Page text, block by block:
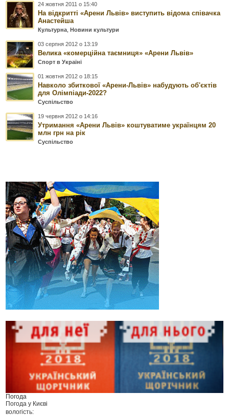
24 жовтня 2011 о 15:40
На відкритті «Арени Львів» виступить відома співачка
Анастейша
Культурна ,Новини культури
03 серпня 2012 о 13:19
Велика «комерційна таємниця» «Арени Львів»
Спорт в Україні
01 жовтня 2012 о 18:15
Навколо збиткової «Арени-Львів» набудують об'єктів
для Олімпіади-2022?
Суспільство
19 червня 2012 о 14:16
Утримання «Арени Львів» коштуватиме українцям 20
млн грн на рік
Суспільство
Погода
Погода у Києві
вологість: